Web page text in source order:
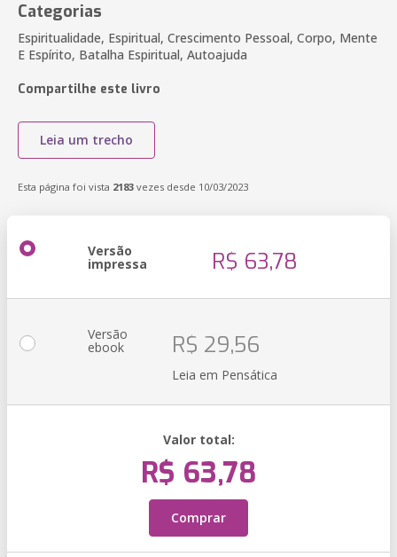
Categorias
Espiritualidade, Espiritual, Crescimento Pessoal, Corpo, Mente
E Espírito, Batalha Espiritual, Autoajuda
Compartilhe este livro
Leia um trecho
Esta página foi vista 2183 vezes desde 10/03/2023
Versão
impressa R$ 63,78
Versão
ebook R$ 29,56
Leia em Pensática
Valor total:
R$ 63,78
Comprar